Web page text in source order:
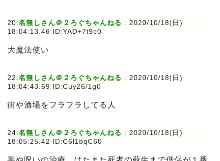
20:名無しさん＠２ろぐちゃんねる : 2020/10/18(日)
18:04:13.46 ID:YAD+7t9c0
大魔法使い
22:名無しさん＠２ろぐちゃんねる : 2020/10/18(日)
18:04:43.69 ID:Cuy26/1g0
街や酒場をフラフラしてる人
24:名無しさん＠２ろぐちゃんねる : 2020/10/18(日)
18:05:25.42 ID:C6l1bqC60